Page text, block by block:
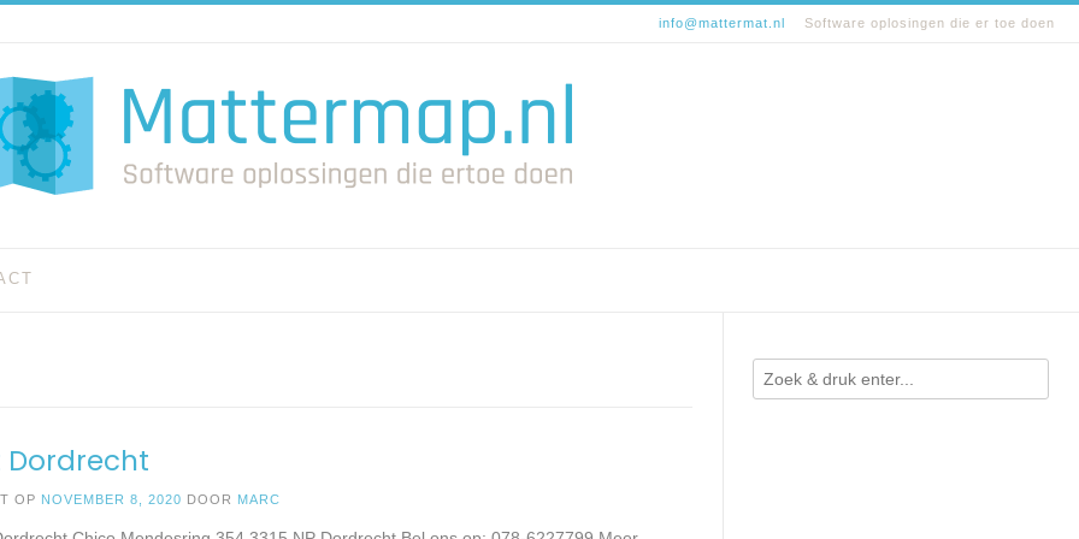
info@mattermat.nl Software oplosingen die er toe doen
Dordrecht
OP NOVEMBER 8, 2020 DOOR MARC